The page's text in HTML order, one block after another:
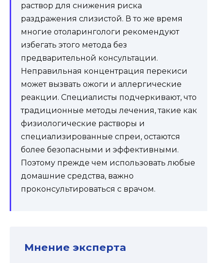
раствор для снижения риска
раздражения слизистой. В то же время
многие отоларингологи рекомендуют
избегать этого метода без
предварительной консультации.
Неправильная концентрация перекиси
может вызвать ожоги и аллергические
реакции. Специалисты подчеркивают, что
традиционные методы лечения, такие как
физиологические растворы и
специализированные спреи, остаются
более безопасными и эффективными.
Поэтому прежде чем использовать любые
домашние средства, важно
проконсультироваться с врачом.
Мнение эксперта